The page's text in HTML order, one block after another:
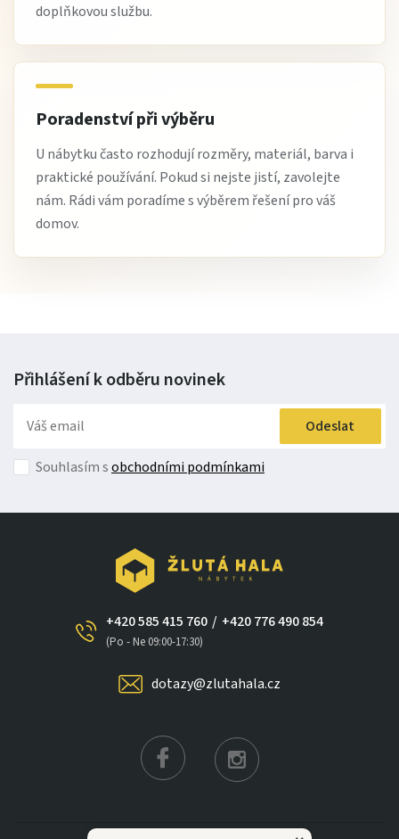
doplňkovou službu.
Poradenství při výběru
U nábytku často rozhodují rozměry, materiál, barva i
praktické používání. Pokud si nejste jistí, zavolejte
nám. Rádi vám poradíme s výběrem řešení pro váš
domov.
Přihlášení k odběru novinek
Odeslat
Souhlasím sobchodními podmínkami
+420 585 415 760
(Po - Ne 09:00-17:30)
/ +420 776 490 854
dotazy@zlutahala.cz